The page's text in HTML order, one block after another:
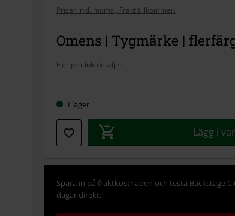
Priser inkl. moms., Frakt tillkommer.
Omens | Tygmärke |
Fler produktdetaljer
Välj
din
storlek
I lager
Lägg i
Spara in på fraktkostnaden och testa Backstage
dagar direkt: